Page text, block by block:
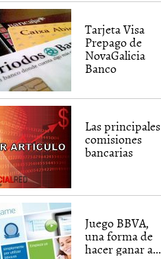
Tarjeta Visa
Prepago de
NovaGalicia
Banco
Las principales
comisiones
bancarias
Juego BBVA,
una forma de
hacer ganar a...